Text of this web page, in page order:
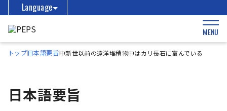
Language
MENU
トップ日本語要旨中新世以前の遠洋堆積物中はカリ長石に富んでいる
日本語要旨